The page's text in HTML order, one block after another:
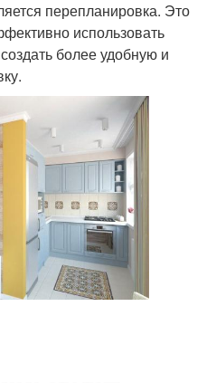
перепланировка. Это
использовать
более удобную и